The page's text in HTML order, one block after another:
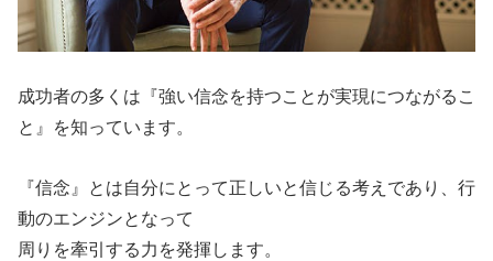
成功者の多くは『強い信念を持つことが実現につながるこ
と』を知っています。
『信念』とは自分にとって正しいと信じる考えであり、行
動のエンジンとなって
周りを牽引する力を発揮します。